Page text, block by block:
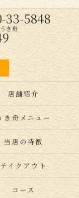
33-5848
うき舟
店舗紹介
き舟メニュー
当店の特徴
テイクアウト
コース